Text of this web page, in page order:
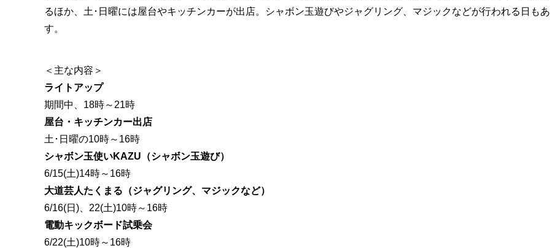
るほか、土･日曜には屋台やキッチンカーが出店。シャボン玉遊びやジャグリング、マジックなどが行われる日もあ
す。
＜主な内容＞
ライトアップ
期間中、18時～21時
屋台・キッチンカー出店
土･日曜の10時～16時
シャボン玉使いKAZU（シャボン玉遊び）
6/15(土)14時～16時
大道芸人たくまる（ジャグリング、マジックなど）
6/16(日)、22(土)10時～16時
電動キックボード試乗会
6/22(土)10時～16時